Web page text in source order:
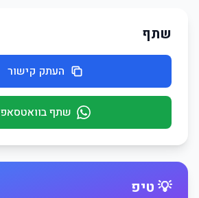
שתף
העתק קישור
שתף בוואטסאפ
💡 טיפ